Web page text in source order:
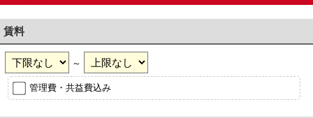
賃料
～
管理費・共益費込み